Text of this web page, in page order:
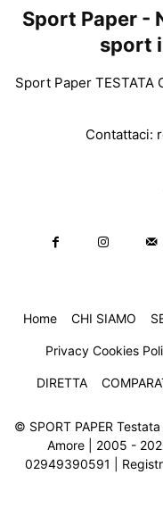
Sport Paper -
sport
Sport Paper TESTATA
Contattaci:
Home CHI SIAMO
Privacy Cookies
DIRETTA
© SPORT PAPER
Amore | 2005 -
02949390591 |